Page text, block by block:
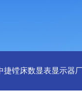
捷镗床数显表显示器